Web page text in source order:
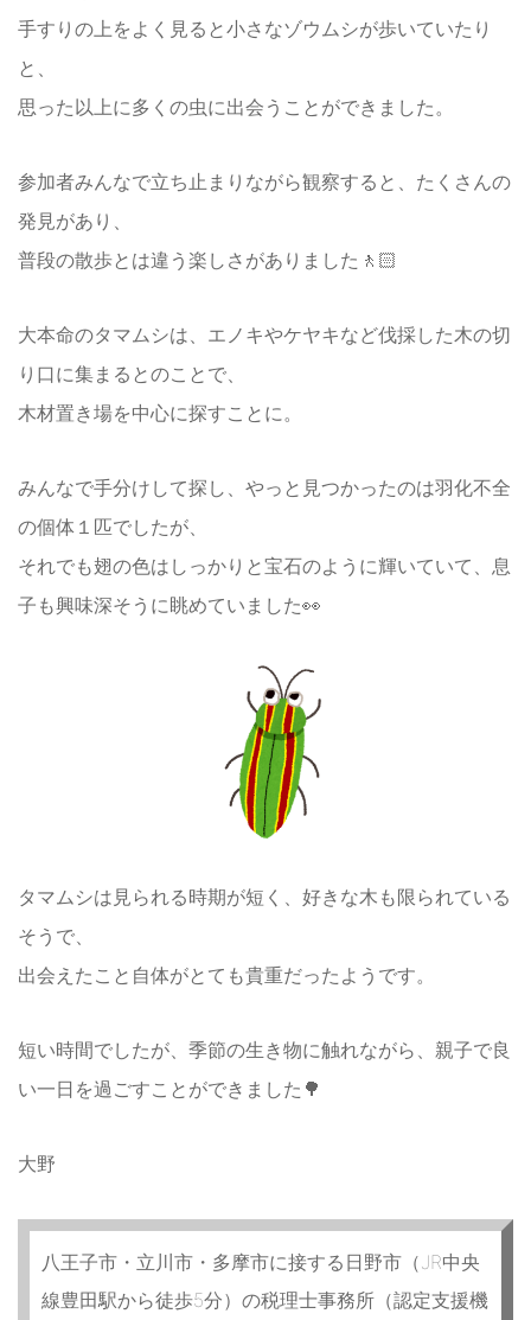
手すりの上をよく見ると小さなゾウムシが歩いていたり
と、
思った以上に多くの虫に出会うことができました。
参加者みんなで立ち止まりながら観察すると、たくさんの
発見があり、
普段の散歩とは違う楽しさがありました🚶🏻
大本命のタマムシは、エノキやケヤキなど伐採した木の切
り口に集まるとのことで、
木材置き場を中心に探すことに。
みんなで手分けして探し、やっと見つかったのは羽化不全
の個体１匹でしたが、
それでも翅の色はしっかりと宝石のように輝いていて、息
子も興味深そうに眺めていました👀
タマムシは見られる時期が短く、好きな木も限られている
そうで、
出会えたこと自体がとても貴重だったようです。
短い時間でしたが、季節の生き物に触れながら、親子で良
い一日を過ごすことができました🌳
大野
八王子市・立川市・多摩市に接する日野市（JR中央
線豊田駅から徒歩5分）の税理士事務所（認定支援機